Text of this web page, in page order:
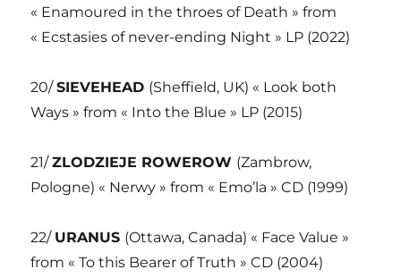
« Enamoured in the throes of Death » from
« Ecstasies of never-ending Night » LP (2022)
20/SIEVEHEAD (Sheffield, UK) « Look both
Ways » from « Into the Blue » LP (2015)
21/ZLODZIEJE ROWEROW (Zambrow,
Pologne) « Nerwy » from « Emo’la » CD (1999)
22/ URANUS (Ottawa, Canada) « Face Value »
from « To this Bearer of Truth » CD (2004)